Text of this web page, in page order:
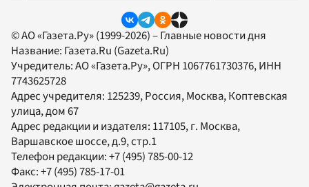
© АО «Газета.Ру» (1999-2026) – Главные новости дня
Название: Газета.Ru (Gazeta.Ru)
Учредитель:АО «Газета.Ру», ОГРН 1067761730376, ИНН
7743625728
Адрес учредителя: 125239, Россия, Москва, Коптевская
улица, дом 67
Адрес редакции и издателя: 117105, г. Москва,
Варшавское шоссе, д.9, стр.1
Телефон редакции:+7 (495) 785-00-12
Факс:+7 (495) 785-17-01